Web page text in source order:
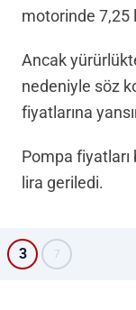
motorinde 7,25
Ancak
nedeniyle söz
fiyatlarına
Pompa
lira geriledi.
3 7